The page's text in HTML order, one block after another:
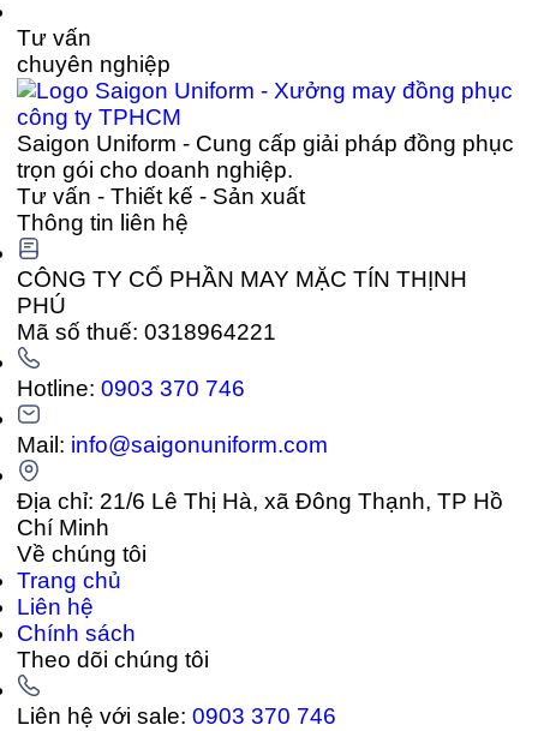
Tư vấn
chuyên nghiệp
Saigon Uniform - Cung cấp giải pháp đồng phục
trọn gói cho doanh nghiệp.
Tư vấn - Thiết kế - Sản xuất
Thông tin liên hệ
CÔNG TY CỔ PHẦN MAY MẶC TÍN THỊNH
PHÚ
Mã số thuế: 0318964221
Hotline:0903 370 746
Mail: info@saigonuniform.com
Địa chỉ: 21/6 Lê Thị Hà, xã Đông Thạnh, TP Hồ
Chí Minh
Về chúng tôi
Trang chủ
Liên hệ
Chính sách
Theo dõi chúng tôi
Liên hệ với sale:0903 370 746